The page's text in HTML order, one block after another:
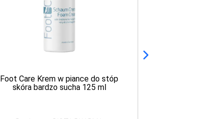
Foot Care Krem w piance do stóp
skóra bardzo sucha 125 ml